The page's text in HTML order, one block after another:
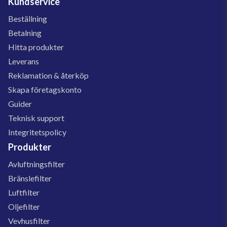
Beställning
Betalning
Hitta produkter
Leverans
Reklamation & återköp
Skapa företagskonto
Guider
Teknisk support
Integritetspolicy
Produkter
Avluftningsfilter
Bränslefilter
Luftfilter
Oljefilter
Vevhusfilter